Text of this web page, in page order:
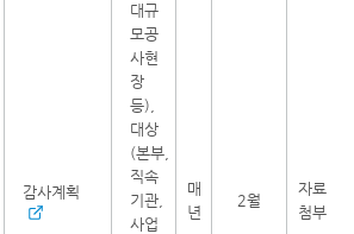
감사계획
대규
모공
사현
장
등),
대상
(본부,
직속
기관,
사업
매
년
2월
자료
첨부